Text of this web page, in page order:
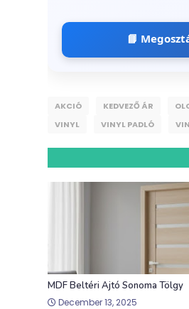
📘
AKCIÓ KEDVEZŐ ÁR
VINYL
VINYL PADLÓ
MDF Beltéri Ajtó Sonoma Tölgy
December 13, 2025